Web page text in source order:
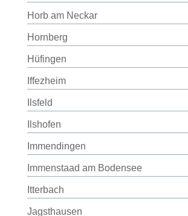
Horb am Neckar
Hornberg
Hüfingen
Iffezheim
Ilsfeld
Ilshofen
Immendingen
Immenstaad am Bodensee
Itterbach
Jagsthausen